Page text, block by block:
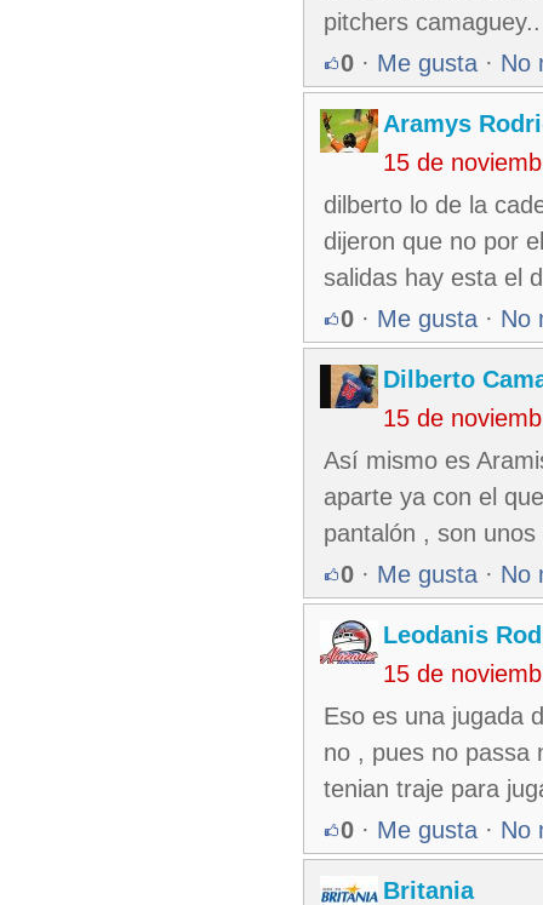
pitchers
0 · Me gusta · No
Aramys
15 de
dilberto lo de la
dijeron que no por
salidas hay esta el
0 · Me gusta · No
Dilberto
15 de
Así mismo es
aparte ya con el
pantalón , son unos
0 · Me gusta · No
Leodanis
15 de
Eso es una jugada
no , pues no passa
tenian traje para
0 · Me gusta · No
Britania